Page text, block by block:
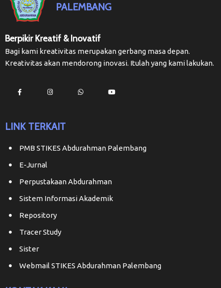
PALEMBANG
Berpikir Kreatif & Inovatif
Bagi kami kreativitas merupakan gerbang masa depan.
Kreativitas akan mendorong inovasi. Itulah yang kami lakukan.
LINK TERKAIT
PMB STIKES Abdurahman Palembang
E-Jurnal
Perpustakaan Abdurahman
Sistem Informasi Akademik
Repository
Tracer Study
Sister
Webmail STIKES Abdurahman Palembang